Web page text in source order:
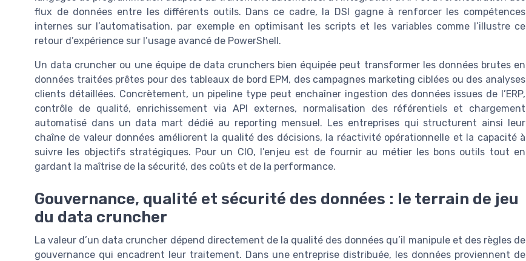
flux de données entre les différents outils. Dans ce cadre, la DSI gagne à renforcer les compétences
internes sur l’automatisation, par exemple en optimisant les scripts et les variables comme l’illustre ce
retour d’expérience sur l’usage avancé de PowerShell.
Un data cruncher ou une équipe de data crunchers bien équipée peut transformer les données brutes en
données traitées prêtes pour des tableaux de bord EPM, des campagnes marketing ciblées ou des analyses
clients détaillées. Concrètement, un pipeline type peut enchaîner ingestion des données issues de l’ERP,
contrôle de qualité, enrichissement via API externes, normalisation des référentiels et chargement
automatisé dans un data mart dédié au reporting mensuel. Les entreprises qui structurent ainsi leur
chaîne de valeur données améliorent la qualité des décisions, la réactivité opérationnelle et la capacité à
suivre les objectifs stratégiques. Pour un CIO, l’enjeu est de fournir au métier les bons outils tout en
gardant la maîtrise de la sécurité, des coûts et de la performance.
Gouvernance, qualité et sécurité des données : le terrain de jeu
du data cruncher
La valeur d’un data cruncher dépend directement de la qualité des données qu’il manipule et des règles de
gouvernance qui encadrent leur traitement. Dans une entreprise distribuée, les données proviennent de